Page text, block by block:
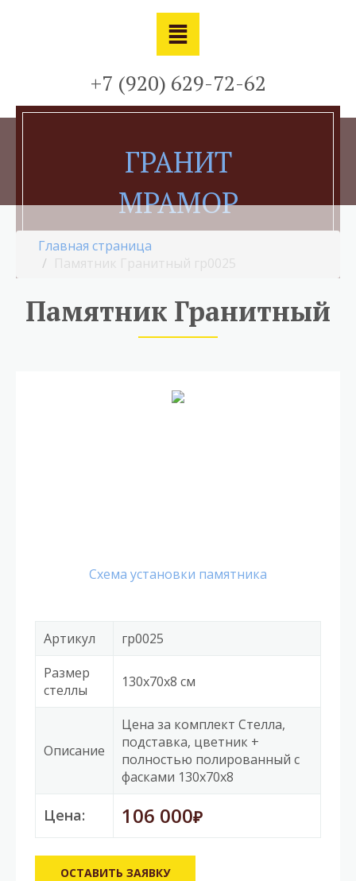
+7 (920) 629-72-62
ГРАНИТ
МРАМОР
памятников
Главная страница
Памятник Гранитный гр0025
Памятник Гранитный
Cхема установки памятника
Артикул
гр0025
Размер
стеллы
130x70x8 см
Описание
Цена за комплект Стелла,
подставка, цветник +
полностью полированный с
фасками 130x70x8
Цена: 106 000₽
ОСТАВИТЬ ЗАЯВКУ